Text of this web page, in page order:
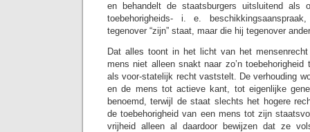
en behandelt de staatsburgers uitsluitend als
toebehorigheids- i. e.
tegenover “zijn” staat, maar die hij tegenover
Dat alles toont in het licht van het
mens niet alleen snakt naar zo’n
als voor-statelijk recht vaststelt. De verhouding
en de mens tot actieve kant, tot eigenlijke
benoemd, terwijl de staat slechts het hogere
de toebehorigheid van een mens tot zijn
vrijheid alleen al daardoor bewijzen dat ze